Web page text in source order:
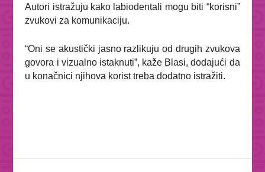
Autori istražuju kako labiodentali mogu biti “korisni”
zvukovi za komunikaciju.
“Oni se akustički jasno razlikuju od drugih zvukova
govora i vizualno istaknuti”, kaže Blasi, dodajući da
u konačnici njihova korist treba dodatno istražiti.